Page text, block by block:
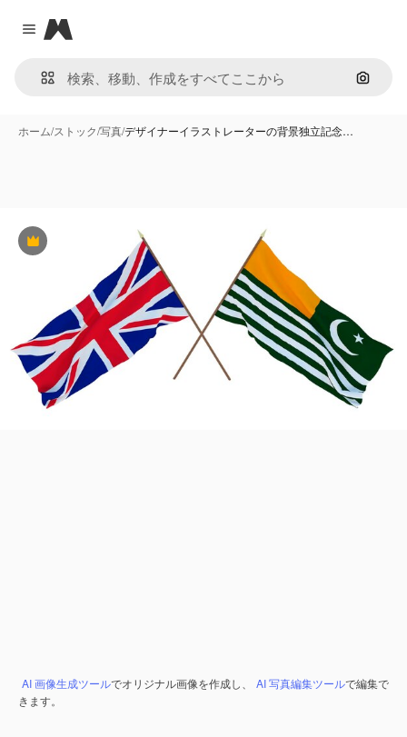
Close menu
Magnific
画像で
ホーム/ストック/写真/デザイナーイラストレーターの背景独立記念…
Premium
AI 画像生成ツールでオリジナル画像を作成し、 AI 写真編集ツールで編集で
きます。